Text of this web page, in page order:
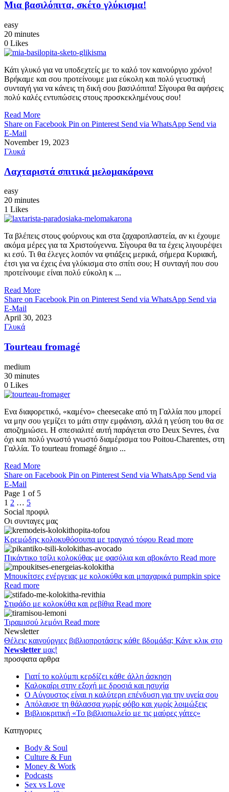
Μια βασιλόπιτα, σκέτο γλύκισμα!
easy
20 minutes
0 Likes
Κάτι γλυκό για να υποδεχτείς με το καλό τον καινούργιο χρόνο!
Βρήκαμε και σου προτείνουμε μια εύκολη και πολύ γευστική
συνταγή για να κάνεις τη δική σου βασιλόπιτα! Σίγουρα θα αφήσεις
πολύ καλές εντυπώσεις στους προσκεκλημένους σου!
Read More
Share on Facebook Pin on Pinterest Send via WhatsApp Send via
E-Mail
November 19, 2023
Γλυκά
Λαχταριστά σπιτικά μελομακάρονα
easy
20 minutes
1 Likes
Τα βλέπεις στους φούρνους και στα ζαχαροπλαστεία, αν κι έχουμε
ακόμα μέρες για τα Χριστούγεννα. Σίγουρα θα τα έχεις λιγουρέψει
κι εσύ. Τι θα έλεγες λοιπόν να φτιάξεις μερικά, σήμερα Κυριακή,
έτσι για να έχεις ένα γλύκισμα στο σπίτι σου; Η συνταγή που σου
προτείνουμε είναι πολύ εύκολη κ ...
Read More
Share on Facebook Pin on Pinterest Send via WhatsApp Send via
E-Mail
April 30, 2023
Γλυκά
Tourteau fromagé
medium
30 minutes
0 Likes
Ενα διαφορετικό, «καμένο» cheesecake από τη Γαλλία που μπορεί
να μην σου γεμίζει το μάτι στην εμφάνιση, αλλά η γεύση του θα σε
αποζημιώσει. Η σπεσιαλιτέ αυτή παράγεται στο Deux Sevres, ένα
όχι και πολύ γνωστό γνωστό διαμέρισμα του Poitou-Charentes, στη
Γαλλία. Το tourteau fromagé δημιο ...
Read More
Share on Facebook Pin on Pinterest Send via WhatsApp Send via
E-Mail
Page 1 of 5
1 2 … 5
Social προφιλ
Οι συνταγες μας
Κρεμώδης κολοκυθόσουπα με τραγανό τόφου Read more
Πικάντικο τσίλι κολοκύθας με φασόλια και αβοκάντο Read more
Μπουκίτσες ενέργειας με κολοκύθα και μπαχαρικά pumpkin spice
Read more
Στιφάδο με κολοκύθα και ρεβίθια Read more
Τιραμισού λεμόνι Read more
Newsletter
Θέλεις καινούργιες βιβλιοπροτάσεις κάθε βδομάδα; Κάνε κλικ στο
Newsletter μας!
προσφατα αρθρα
Γιατί το κολύμπι κερδίζει κάθε άλλη άσκηση
Καλοκαίρι στην εξοχή με δροσιά και ησυχία
Ο Αύγουστος είναι η καλύτερη επένδυση για την υγεία σου
Απόλαυσε τη θάλασσα χωρίς φόβο και χωρίς λοιμώξεις
Βιβλιοκριτική «Το βιβλιοπωλείο με τις μαύρες γάτες»
Κατηγοριες
Body & Soul
Culture & Fun
Money & Work
Podcasts
Sex vs Love